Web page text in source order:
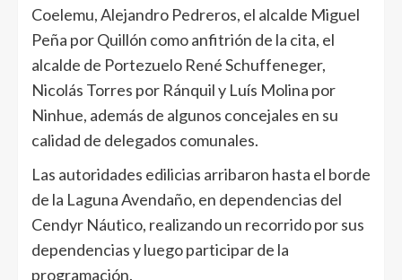
Coelemu, Alejandro Pedreros, el alcalde Miguel
Peña por Quillón como anfitrión de la cita, el
alcalde de Portezuelo René Schuffeneger,
Nicolás Torres por Ránquil y Luís Molina por
Ninhue, además de algunos concejales en su
calidad de delegados comunales.
Las autoridades edilicias arribaron hasta el borde
de la Laguna Avendaño, en dependencias del
Cendyr Náutico, realizando un recorrido por sus
dependencias y luego participar de la
programación.